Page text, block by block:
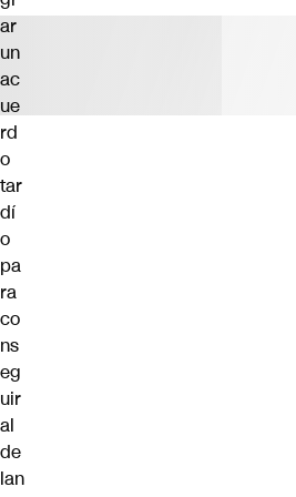
ar
un
ac
ue
rd
o
tar
dí
o
pa
ra
co
ns
eg
uir
al
de
lan